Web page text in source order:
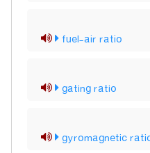
fuel-air ratio
gating ratio
gyromagnetic